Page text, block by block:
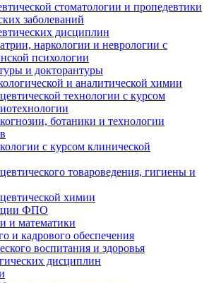
стоматологии и пропедевтики
заболеваний
дисциплин
наркологии и неврологии с
психологии
и докторантуры
и аналитической химии
технологии с курсом
ботаники и технологии
с курсом клинической
товароведения, гигиены и
химии
ФПО
и математики
и кадрового обеспечения
воспитания и здоровья
дисциплин